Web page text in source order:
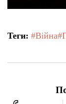
Теги: #Війна